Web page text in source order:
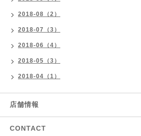
2018-08（2）
2018-07（3）
2018-06（4）
2018-05（3）
2018-04（1）
店舗情報
CONTACT